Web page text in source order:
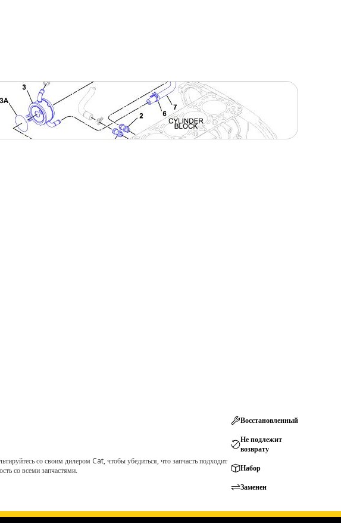
со своим дилером Cat, чтобы убедиться, что запчасть подходит
со всеми запчастями.
Восстановленный
Не подлежит
возврату
Набор
Заменен